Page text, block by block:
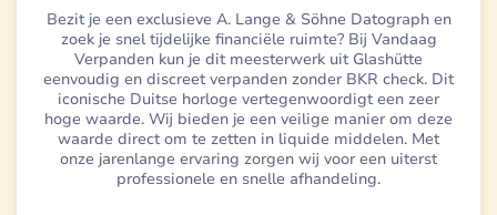
Bezit je een exclusieve A. Lange & Söhne Datograph en
zoek je snel tijdelijke financiële ruimte? Bij Vandaag
Verpanden kun je dit meesterwerk uit Glashütte
eenvoudig en discreet verpanden zonder BKR check. Dit
iconische Duitse horloge vertegenwoordigt een zeer
hoge waarde. Wij bieden je een veilige manier om deze
waarde direct om te zetten in liquide middelen. Met
onze jarenlange ervaring zorgen wij voor een uiterst
professionele en snelle afhandeling.